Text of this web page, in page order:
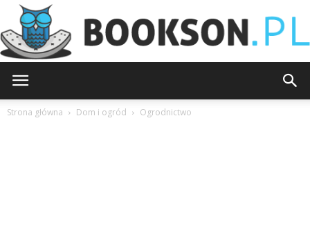
Strona główna Dom i ogród Ogrodnictwo